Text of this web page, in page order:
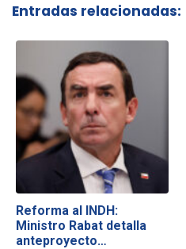
Entradas relacionadas:
Reforma al INDH:
Ministro Rabat detalla
anteproyecto…